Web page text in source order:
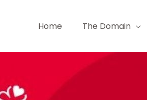
Home The Domain